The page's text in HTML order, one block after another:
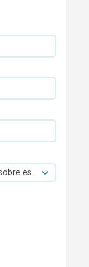
esta viatura.